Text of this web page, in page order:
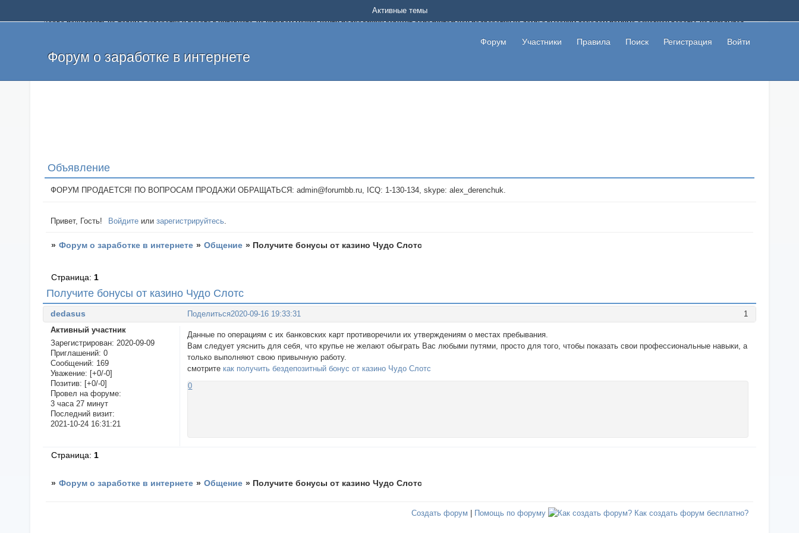
Добро пожаловать на форум о заработке и работе в интернете, на котором можно найти подходящий вариант дополнительной подработки на дому с высоким доходом помимо основной работы, не вкладывая
и оставлять свои отзывы. Если вы знаете, что определенный проект или сайт не платит, то указывайте в теме что это лохотрон, чтобы другие пользователи не попались на развод. Вы сможете начать зарабатывать
легкие деньги без вложений и регистрации уже сегодня. Создавайте новые темы, размещайте объявления со своими пригласительными ссылками и первая прибыль не заставит себя долго ждать.
Форум о заработке в интернете
Форум Участники Правила Поиск Регистрация Войти
Активные темы
Объявление
ФОРУМ ПРОДАЕТСЯ! ПО ВОПРОСАМ ПРОДАЖИ ОБРАЩАТЬСЯ: admin@forumbb.ru, ICQ: 1-130-134, skype: alex_derenchuk.
Привет, Гость! Войдите илизарегистрируйтесь.
» Форум о заработке в интернете » Общение » Получите бонусы от казино Чудо Слотс
Получите бонусы от казино Чудо Слотс
Страница: 1
Поделиться 1
2020-09-16 19:33:31
dedasus
Активный участник
Зарегистрирован: 2020-09-09
Приглашений: 0
Сообщений: 169
Уважение: [+0/-0]
Позитив: [+0/-0]
Провел на форуме:
3 часа 27 минут
Последний визит:
2021-10-24 16:31:21
Данные по операциям с их банковских карт противоречили их утверждениям о местах пребывания.
Вам следует уяснить для себя, что крупье не желают обыграть Вас любыми путями, просто для того, чтобы показать свои профессиональные навыки, а
только выполняют свою привычную работу.
смотрите как получить бездепозитный бонус от казино Чудо Слотс
0
Страница: 1
» Форум о заработке в интернете » Общение » Получите бонусы от казино Чудо Слотс
Создать форум Помощь по форуму